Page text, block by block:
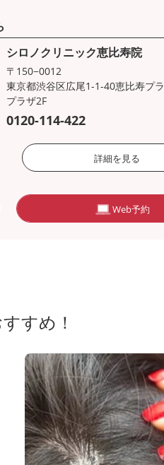
シロノクリニック恵比寿院
〒150−0012
東京都渋谷区広尾1-1-40恵比寿プ
プラザ2F
0120-114-422
詳細を見る
Web予約
すめ！